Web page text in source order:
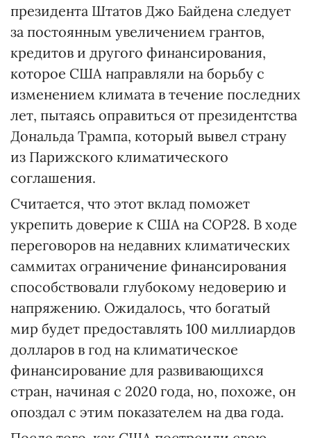
президента Штатов Джо Байдена следует
за постоянным увеличением грантов,
кредитов и другого финансирования,
которое США направляли на борьбу с
изменением климата в течение последних
лет, пытаясь оправиться от президентства
Дональда Трампа, который вывел страну
из Парижского климатического
соглашения.
Считается, что этот вклад поможет
укрепить доверие к США на COP28. В ходе
переговоров на недавних климатических
саммитах ограничение финансирования
способствовали глубокому недоверию и
напряжению. Ожидалось, что богатый
мир будет предоставлять 100 миллиардов
долларов в год на климатическое
финансирование для развивающихся
стран, начиная с 2020 года, но, похоже, он
опоздал с этим показателем на два года.